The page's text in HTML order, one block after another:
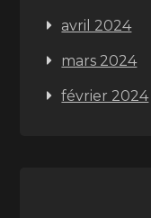
avril 2024
mars 2024
février 2024